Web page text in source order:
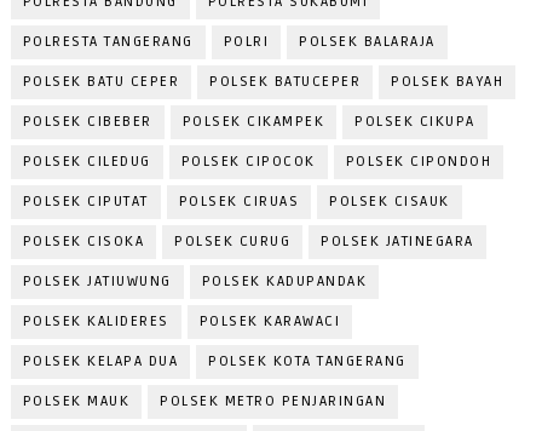
POLRESTA TANGERANG POLRI POLSEK BALARAJA
POLSEK BATU CEPER POLSEK BATUCEPER POLSEK BAYAH
POLSEK CIBEBER POLSEK CIKAMPEK POLSEK CIKUPA
POLSEK CILEDUG POLSEK CIPOCOK POLSEK CIPONDOH
POLSEK CIPUTAT POLSEK CIRUAS POLSEK CISAUK
POLSEK CISOKA POLSEK CURUG POLSEK JATINEGARA
POLSEK JATIUWUNG POLSEK KADUPANDAK
POLSEK KALIDERES POLSEK KARAWACI
POLSEK KELAPA DUA POLSEK KOTA TANGERANG
POLSEK MAUK POLSEK METRO PENJARINGAN